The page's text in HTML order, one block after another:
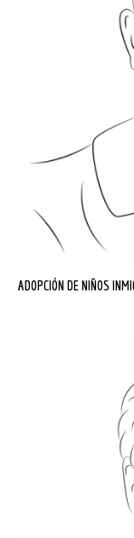
ADOPCIÓN DE NIÑOS